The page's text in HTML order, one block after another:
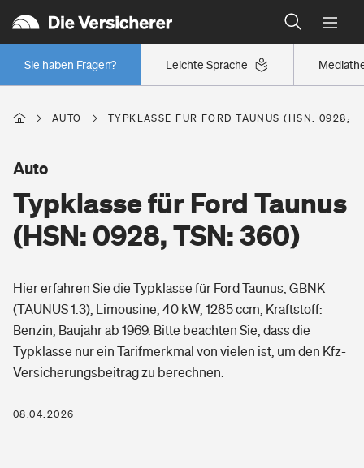
Leichte Sprache
Sie haben Fragen?
Wer versichert was: Jetzt Versicherer finden
Regionalklassen: So ist Ihre Region eingestuft
Wer versichert was: Jetzt Versicherer finden
Berufsunfähigkeitsversicherung
Erwerbsunfähigkeitsversicherung
Grundfähigkeitsversicherung
Arbeitsrechtsschutz
Berufshaftpflichtversicherung
Zur Übersicht
Wohnen
Elementarversicherung
Freizeit
Pri­vate Haft­pflicht­
Gesundheit
Private Krankenversicherung
AUTO TYPKLASSE FÜR FORD TAUNUS (HSN: 0928,
Typklasse für Ford Taunus
(HSN: 0928, TSN: 360)
Auto
Hier erfahren Sie die Typklasse für Ford Taunus, GBNK
(TAUNUS 1.3), Limousine, 40 kW, 1285 ccm, Kraftstoff:
Benzin, Baujahr ab 1969. Bitte beachten Sie, dass die
Typklasse nur ein Tarifmerkmal von vielen ist, um den Kfz-
Versicherungsbeitrag zu berechnen.
08.04.2026